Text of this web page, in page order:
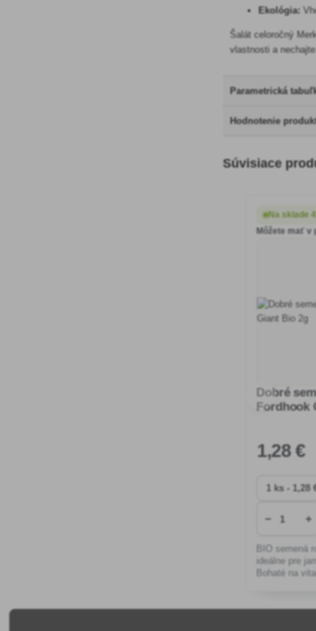
Ekológia:
Šalát celoročný
vlastnosti a
Parametrická
Hodnotenie
Súvisiace
Na sklade
Môžete mať v
Dobré
Fordhook
1,28 €
− +
BIO semená
ideálne pre
Bohaté na